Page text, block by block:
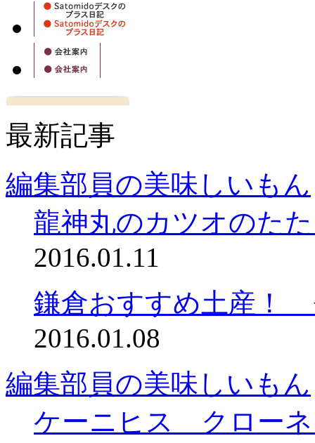
最新記事
編集部員の美味しいもん
龍神丸のカツオのた
2016.01.11
鎌倉おすすめ土産！
2016.01.08
編集部員の美味しいもん
ケーニヒス クロー